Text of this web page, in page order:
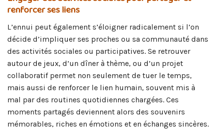
renforcer ses liens
L’ennui peut également s’éloigner radicalement si l’on
décide d’impliquer ses proches ou sa communauté dans
des activités sociales ou participatives. Se retrouver
autour de jeux, d’un dîner à thème, ou d’un projet
collaboratif permet non seulement de tuer le temps,
mais aussi de renforcer le lien humain, souvent mis à
mal par des routines quotidiennes chargées. Ces
moments partagés deviennent alors des souvenirs
mémorables, riches en émotions et en échanges sincères.